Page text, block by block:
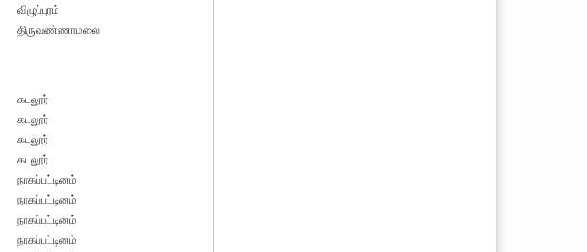
விழுப்புரம்
திருவண்ணாமலை
கடலூர்
கடலூர்
கடலூர்
கடலூர்
நாகப்பட்டினம்
நாகப்பட்டினம்
நாகப்பட்டினம்
நாகப்பட்டினம்